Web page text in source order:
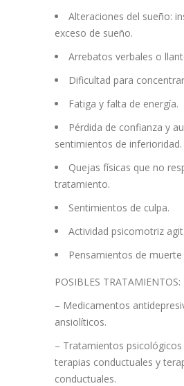
Alteraciones del sueño:
exceso de sueño.
Arrebatos verbales o
Dificultad para
Fatiga y falta de energía.
Pérdida de confianza y
sentimientos de inferioridad.
Quejas físicas que no
tratamiento.
Sentimientos de culpa.
Actividad psicomotriz
Pensamientos de muerte
POSIBLES TRATAMIENTOS:
– Medicamentos
ansiolíticos.
– Tratamientos psicológicos
terapias conductuales y
conductuales.